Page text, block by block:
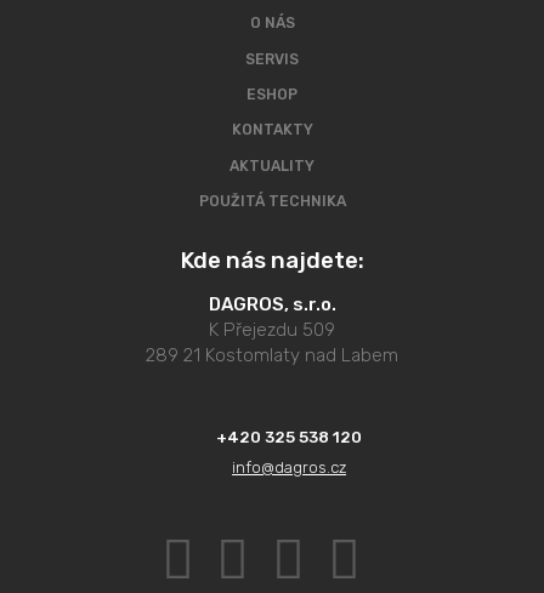
O NÁS
SERVIS
ESHOP
KONTAKTY
AKTUALITY
POUŽITÁ TECHNIKA
Kde nás najdete:
DAGROS, s.r.o.
K Přejezdu 509
289 21 Kostomlaty nad Labem
+420 325 538 120
info@dagros.cz